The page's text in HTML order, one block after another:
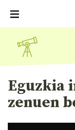
Eguzkia
zenuen